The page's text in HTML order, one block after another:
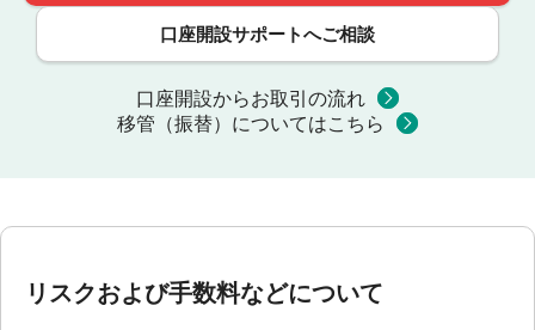
口座開設サポートへご相談
口座開設からお取引の流れ
移管（振替）についてはこちら
リスクおよび手数料などについて